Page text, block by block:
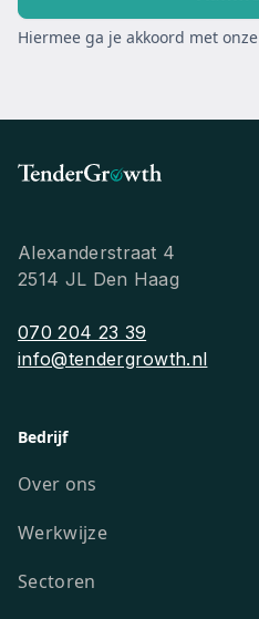
Hiermee ga je akkoord met onze
Alexanderstraat 4
2514 JL Den Haag
070 204 23 39
info@tendergrowth.nl
Bedrijf
Over ons
Werkwijze
Sectoren